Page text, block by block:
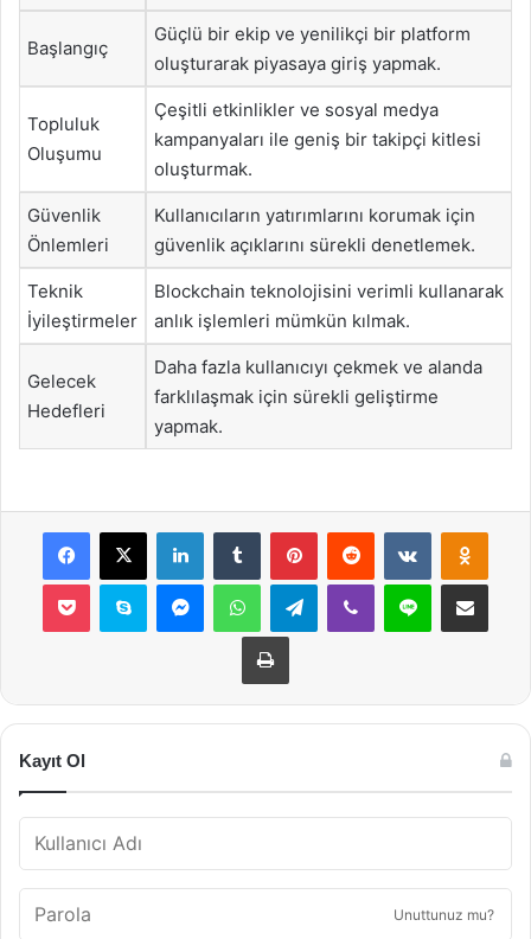
Başlangıç
Güçlü bir ekip ve yenilikçi bir platform
oluşturarak piyasaya giriş yapmak.
Topluluk
Oluşumu
Çeşitli etkinlikler ve sosyal medya
kampanyaları ile geniş bir takipçi kitlesi
oluşturmak.
Güvenlik
Önlemleri
Kullanıcıların yatırımlarını korumak için
güvenlik açıklarını sürekli denetlemek.
Teknik
İyileştirmeler
Blockchain teknolojisini verimli kullanarak
anlık işlemleri mümkün kılmak.
Gelecek
Hedefleri
Daha fazla kullanıcıyı çekmek ve alanda
farklılaşmak için sürekli geliştirme
yapmak.
Facebook
X LinkedInTumblr PinterestReddit VKontakte
Pocket Skype MessengerWhatsAppTelegramViber Line E-Posta ile
Yazdır
Kayıt Ol
Unuttunuz mu?